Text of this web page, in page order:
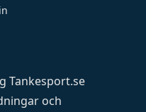
Tankesport.se
och